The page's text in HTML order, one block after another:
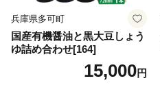
兵庫県多可町
国産有機醤油と黒大豆しょう
ゆ詰め合わせ[164]
15,000円